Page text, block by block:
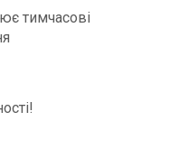
тимчасові